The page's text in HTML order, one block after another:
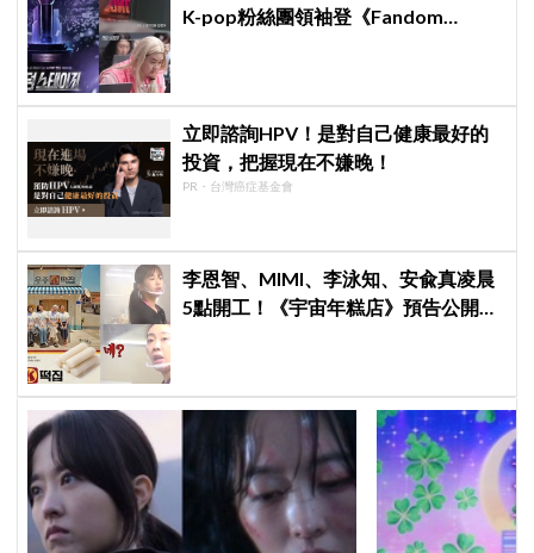
K-pop粉絲團領袖登《Fandom
立即諮詢HPV！是對自己健康最好的
投資，把握現在不嫌晚！
PR・台灣癌症基金會
李恩智、MIMI、李泳知、安兪真凌晨
5點開工！《宇宙年糕店》預告公開，